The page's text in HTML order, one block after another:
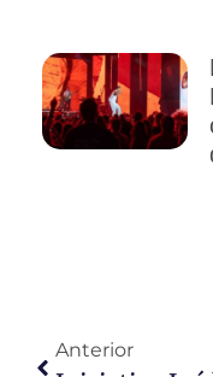
Anterior